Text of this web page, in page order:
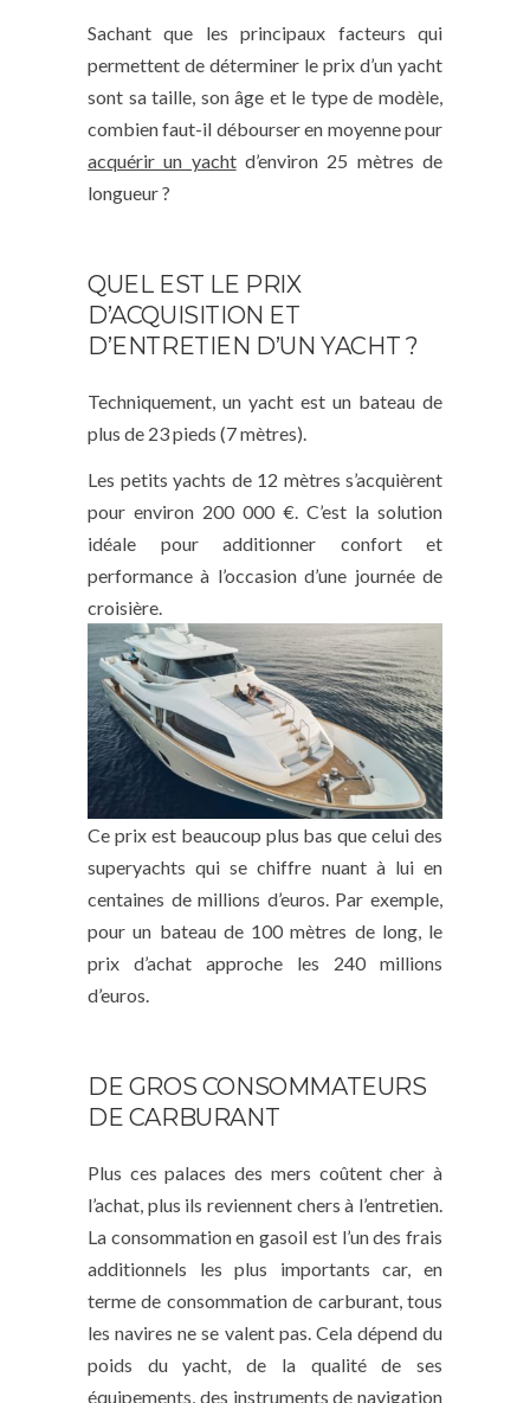
Sachant que les principaux facteurs qui
permettent de déterminer le prix d’un yacht
sont sa taille, son âge et le type de modèle,
combien faut-il débourser en moyenne pour
acquérir un yachtd’environ 25 mètres de
longueur ?
QUEL EST LE PRIX
D’ACQUISITION ET
D’ENTRETIEN D’UN YACHT ?
Techniquement, un yacht est un bateau de
plus de 23 pieds (7 mètres).
Les petits yachts de 12 mètres s’acquièrent
pour environ 200 000 €. C’est la solution
idéale pour additionner confort et
performance à l’occasion d’une journée de
croisière.
Ce prix est beaucoup plus bas que celui des
superyachts qui se chiffre nuant à lui en
centaines de millions d’euros. Par exemple,
pour un bateau de 100 mètres de long, le
prix d’achat approche les 240 millions
d’euros.
DE GROS CONSOMMATEURS
DE CARBURANT
Plus ces palaces des mers coûtent cher à
l’achat, plus ils reviennent chers à l’entretien.
La consommation en gasoil est l’un des frais
additionnels les plus importants car, en
terme de consommation de carburant, tous
les navires ne se valent pas. Cela dépend du
poids du yacht, de la qualité de ses
équipements, des instruments de navigation